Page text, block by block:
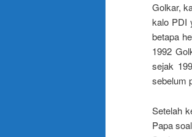
Golkar,
kalo PDI
betapa
1992
sejak
sebelum
Setelah
Papa